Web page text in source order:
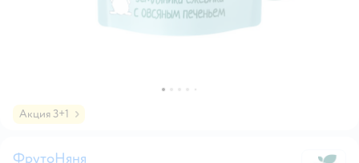
Акция 3+1
ФрутоНяня